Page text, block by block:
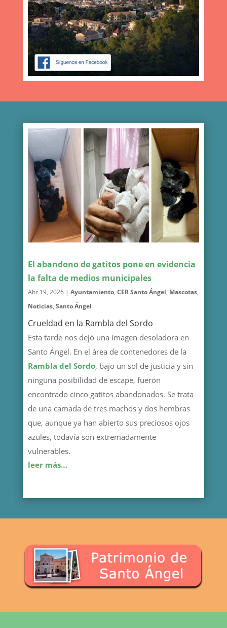
El abandono de gatitos pone en evidencia
la falta de medios municipales
Abr 19, 2026| Ayuntamiento, CER Santo Ángel, Mascotas,
Noticias, Santo Ángel
Crueldad en la Rambla del Sordo
Esta tarde nos dejó una imagen desoladora en
Santo Ángel. En el área de contenedores de la
Rambla del Sordo, bajo un sol de justicia y sin
ninguna posibilidad de escape, fueron
encontrado cinco gatitos abandonados. Se trata
de una camada de tres machos y dos hembras
que, aunque ya han abierto sus preciosos ojos
azules, todavía son extremadamente
vulnerables.
leer más…